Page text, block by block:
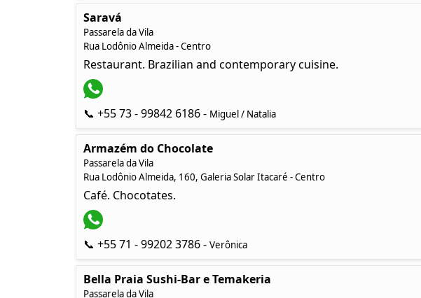
Saravá
Passarela da Vila
Rua Lodônio Almeida - Centro
Restaurant. Brazilian and contemporary cuisine.
📞 +55 73 - 99842 6186 - Miguel / Natalia
Armazém do Chocolate
Passarela da Vila
Rua Lodônio Almeida, 160, Galeria Solar Itacaré - Centro
Café. Chocotates.
📞 +55 71 - 99202 3786 - Verônica
Bella Praia Sushi-Bar e Temakeria
Passarela da Vila